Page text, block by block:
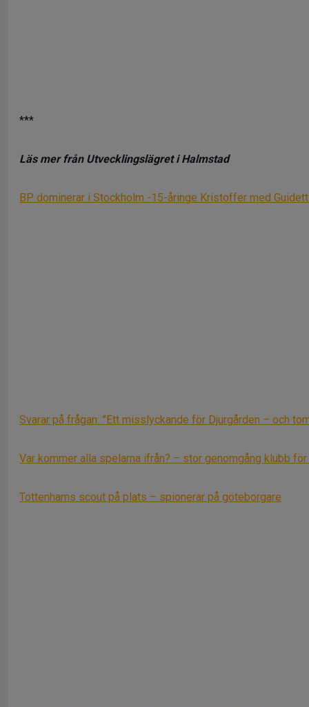
***
Läs mer från Utvecklingslägret i Halmstad
BP dominerar i Stockholm -15-åringe Kristoffer med
Svarar på frågan: ”Ett misslyckande för Djurgården – och
Var kommer alla spelarna ifrån? – stor genomgång klubb
Tottenhams scout på plats – spionerar på göteborgare